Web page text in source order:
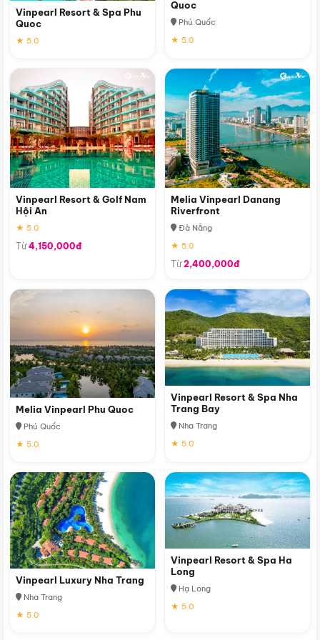
Vinpearl Resort & Spa Phu
Quoc
★ 5.0
Quoc
Phú Quốc
★ 5.0
Vinpearl Resort & Golf Nam
Hội An
★ 5.0
Từ4,150,000đ
Melia Vinpearl Danang
Riverfront
Đà Nẵng
★ 5.0
Từ2,400,000đ
Melia Vinpearl Phu Quoc
Phú Quốc
★ 5.0
Vinpearl Resort & Spa Nha
Trang Bay
Nha Trang
★ 5.0
Vinpearl Luxury Nha Trang
Nha Trang
★ 5.0
Vinpearl Resort & Spa Ha
Long
Hạ Long
★ 5.0